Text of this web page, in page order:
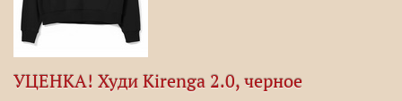
УЦЕНКА! Худи Kirenga 2.0, черное